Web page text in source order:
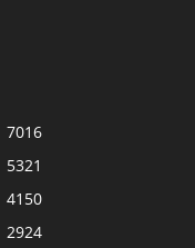
7016
5321
4150
2924